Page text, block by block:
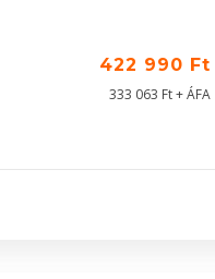
422 990 Ft
333 063 Ft + ÁFA